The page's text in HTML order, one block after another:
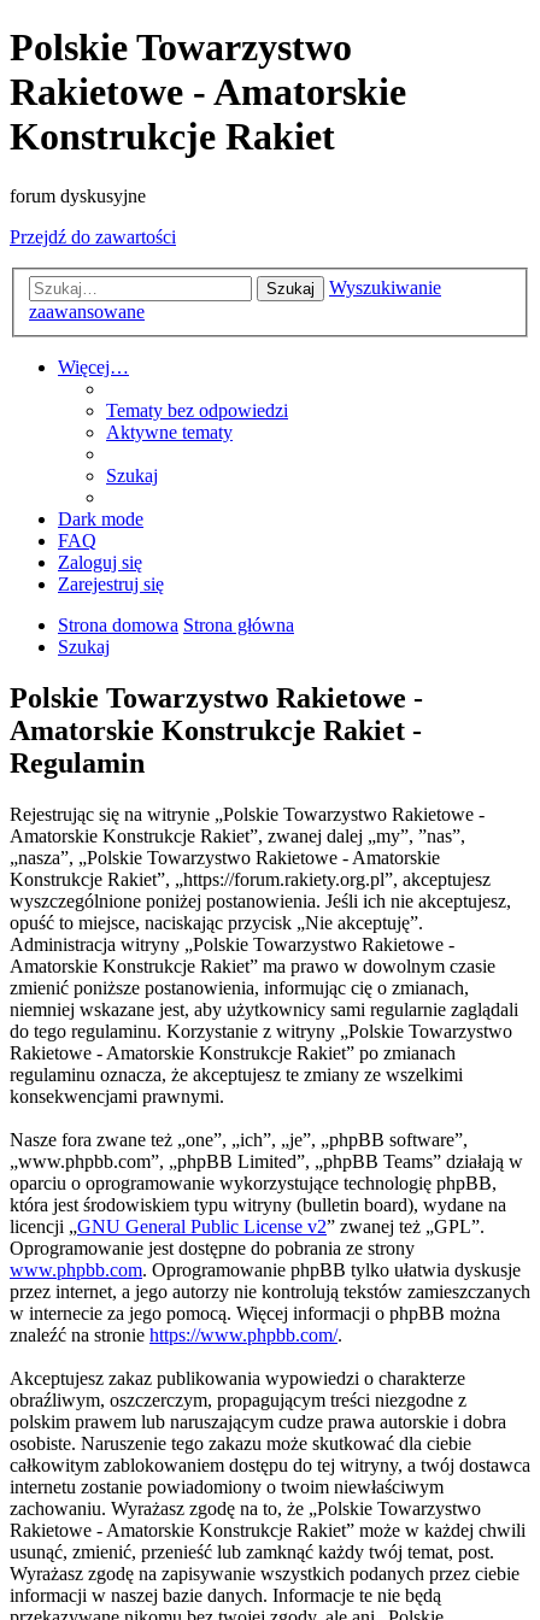
Polskie Towarzystwo
Rakietowe - Amatorskie
Konstrukcje Rakiet
forum dyskusyjne
Przejdź do zawartości
Szukaj
Wyszukiwanie
zaawansowane
Więcej…
Tematy bez odpowiedzi
Aktywne tematy
Szukaj
Dark mode
FAQ
Zaloguj się
Zarejestruj się
Strona domowa Strona główna
Szukaj
Polskie Towarzystwo Rakietowe -
Amatorskie Konstrukcje Rakiet -
Regulamin
Rejestrując się na witrynie „Polskie Towarzystwo Rakietowe -
Amatorskie Konstrukcje Rakiet”, zwanej dalej „my”, ”nas”,
„nasza”, „Polskie Towarzystwo Rakietowe - Amatorskie
Konstrukcje Rakiet”, „https://forum.rakiety.org.pl”, akceptujesz
wyszczególnione poniżej postanowienia. Jeśli ich nie akceptujesz,
opuść to miejsce, naciskając przycisk „Nie akceptuję”.
Administracja witryny „Polskie Towarzystwo Rakietowe -
Amatorskie Konstrukcje Rakiet” ma prawo w dowolnym czasie
zmienić poniższe postanowienia, informując cię o zmianach,
niemniej wskazane jest, aby użytkownicy sami regularnie zaglądali
do tego regulaminu. Korzystanie z witryny „Polskie Towarzystwo
Rakietowe - Amatorskie Konstrukcje Rakiet” po zmianach
regulaminu oznacza, że akceptujesz te zmiany ze wszelkimi
konsekwencjami prawnymi.
Nasze fora zwane też „one”, „ich”, „je”, „phpBB software”,
„www.phpbb.com”, „phpBB Limited”, „phpBB Teams” działają w
oparciu o oprogramowanie wykorzystujące technologię phpBB,
która jest środowiskiem typu witryny (bulletin board), wydane na
licencji „GNU General Public License v2” zwanej też „GPL”.
Oprogramowanie jest dostępne do pobrania ze strony
www.phpbb.com. Oprogramowanie phpBB tylko ułatwia dyskusje
przez internet, a jego autorzy nie kontrolują tekstów zamieszczanych
w internecie za jego pomocą. Więcej informacji o phpBB można
znaleźć na stronie https://www.phpbb.com/.
Akceptujesz zakaz publikowania wypowiedzi o charakterze
obraźliwym, oszczerczym, propagującym treści niezgodne z
polskim prawem lub naruszającym cudze prawa autorskie i dobra
osobiste. Naruszenie tego zakazu może skutkować dla ciebie
całkowitym zablokowaniem dostępu do tej witryny, a twój dostawca
internetu zostanie powiadomiony o twoim niewłaściwym
zachowaniu. Wyrażasz zgodę na to, że „Polskie Towarzystwo
Rakietowe - Amatorskie Konstrukcje Rakiet” może w każdej chwili
usunąć, zmienić, przenieść lub zamknąć każdy twój temat, post.
Wyrażasz zgodę na zapisywanie wszystkich podanych przez ciebie
informacji w naszej bazie danych. Informacje te nie będą